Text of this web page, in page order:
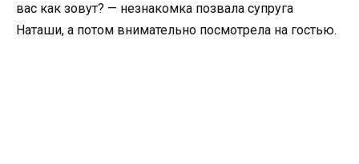
вас как зовут? — незнакомка позвала супруга
Наташи, а потом внимательно посмотрела на гостью.